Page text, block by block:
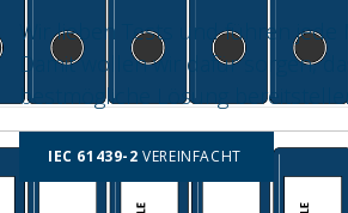
Wir lieben Tests und führen jede
Damit wollen wir dafür sorgen,
bestmögliche Lösung
IEC 61439-2 VEREINFACHT